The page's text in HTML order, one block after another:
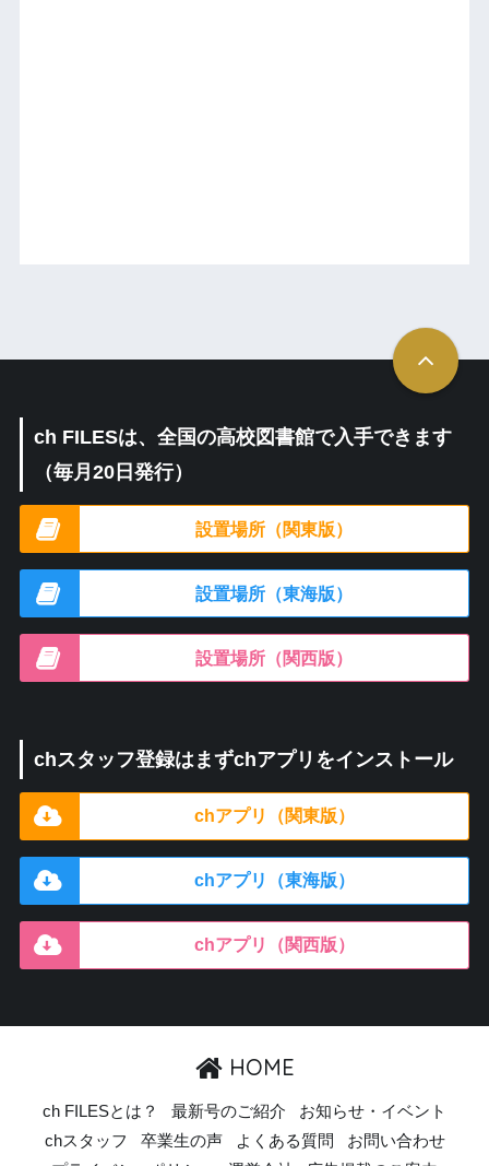
ch FILESは、全国の高校図書館で入手できます
（毎月20日発行）
設置場所（関東版）
設置場所（東海版）
設置場所（関西版）
chスタッフ登録はまずchアプリをインストール
chアプリ（関東版）
chアプリ（東海版）
chアプリ（関西版）
HOME
ch FILESとは？ 最新号のご紹介
お知らせ・イベント
chスタッフ
卒業生の声 よくある質問
お問い合わせ